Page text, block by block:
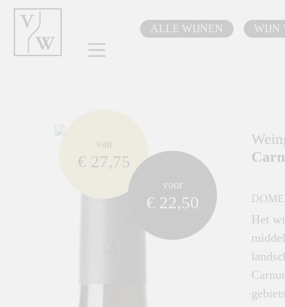
Ga naar de hoofdnavigatie
ALLE WIJNEN WIJN
van
€ 27,75
voor
€ 22,50
Het